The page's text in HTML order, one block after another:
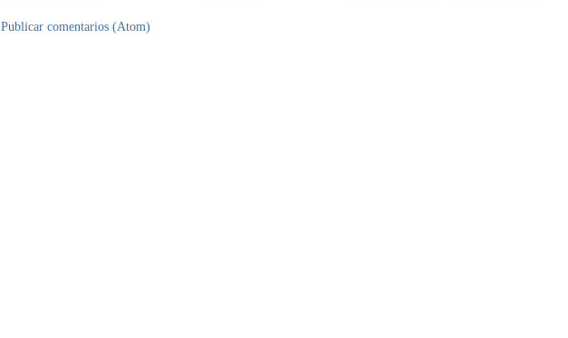
Publicar comentarios (Atom)